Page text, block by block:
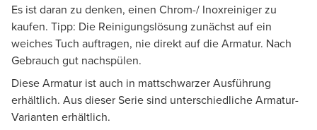
Es ist daran zu denken, einen Chrom-/ Inoxreiniger zu
kaufen. Tipp: Die Reinigungslösung zunächst auf ein
weiches Tuch auftragen, nie direkt auf die Armatur. Nach
Gebrauch gut nachspülen.
Diese Armatur ist auch in mattschwarzer Ausführung
erhältlich. Aus dieser Serie sind unterschiedliche Armatur-
Varianten erhältlich.